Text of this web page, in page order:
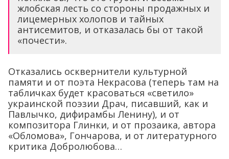
жлобская лесть со стороны продажных и
лицемерных холопов и тайных
антисемитов, и отказалась бы от такой
«почести».
Отказались осквернители культурной
памяти и от поэта Некрасова (теперь там на
табличках будет красоваться «светило»
украинской поэзии Драч, писавший, как и
Павлычко, дифирамбы Ленину), и от
композитора Глинки, и от прозаика, автора
«Обломова», Гончарова, и от литературного
критика Добролюбова…